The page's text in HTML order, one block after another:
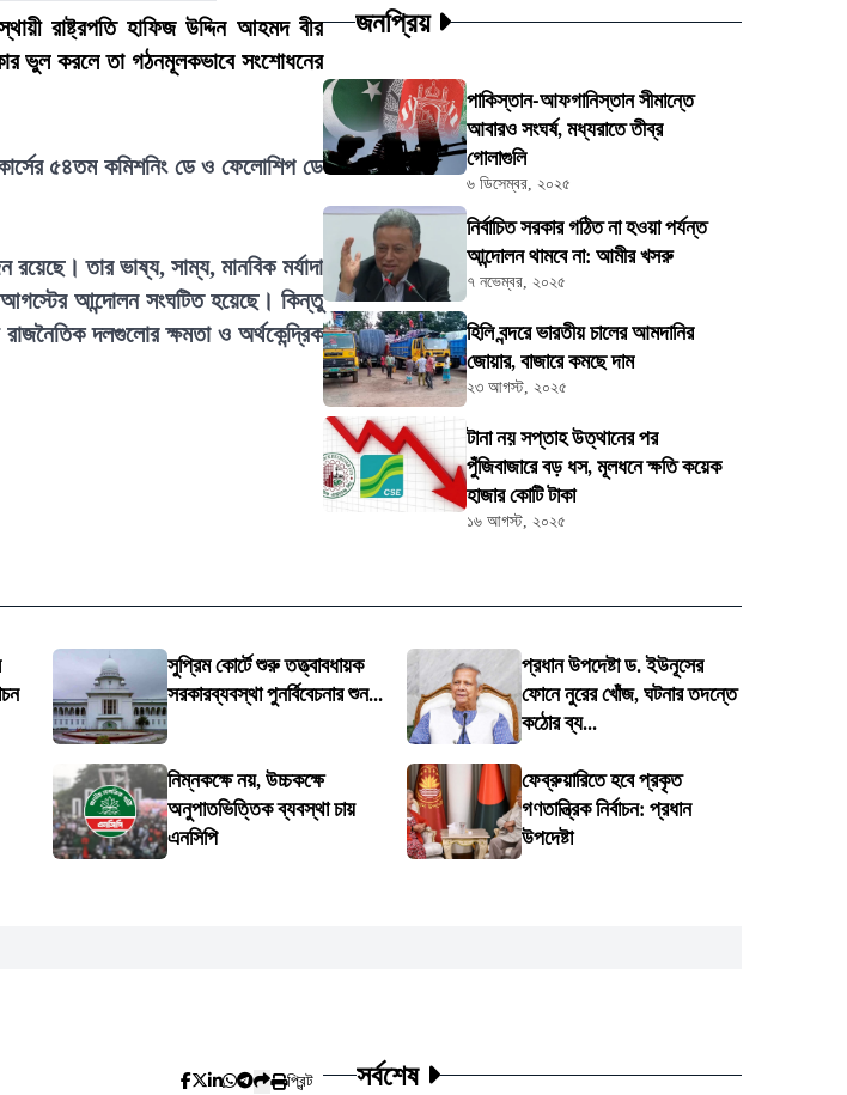
রাষ্ট্রপতি হাফিজ উদ্দিন আহমদ বীর
ভুল করলে তা গঠনমূলকভাবে সংশোধনের
৫৪তম কমিশনিং ডে ও ফেলোশিপ ডে
তার ভাষ্য, সাম্য, মানবিক মর্যাদা
আগস্টের আন্দোলন সংঘটিত হয়েছে। কিন্তু
দলগুলোর ক্ষমতা ও অর্থকেন্দ্রিক
জনপ্রিয়
পাকিস্তান-আফগানিস্তান সীমান্তে
আবারও সংঘর্ষ, মধ্যরাতে তীব্র
গোলাগুলি
৬ ডিসেম্বর, ২০২৫
নির্বাচিত সরকার গঠিত না হওয়া পর্যন্ত
আন্দোলন থামবে না: আমীর খসরু
৭ নভেম্বর, ২০২৫
হিলি বন্দরে ভারতীয় চালের আমদানির
জোয়ার, বাজারে কমছে দাম
২৩ আগস্ট, ২০২৫
টানা নয় সপ্তাহ উত্থানের পর
পুঁজিবাজারে বড় ধস, মূলধনে ক্ষতি কয়েক
হাজার কোটি টাকা
১৬ আগস্ট, ২০২৫
সুপ্রিম কোর্টে শুরু তত্ত্বাবধায়ক
সরকারব্যবস্থা পুনর্বিবেচনার শুন...
প্রধান উপদেষ্টা ড. ইউনূসের
ফোনে নুরের খোঁজ, ঘটনার তদন্তে
কঠোর ব্য...
নিম্নকক্ষে নয়, উচ্চকক্ষে
অনুপাতভিত্তিক ব্যবস্থা চায়
এনসিপি
ফেব্রুয়ারিতে হবে প্রকৃত
গণতান্ত্রিক নির্বাচন: প্রধান
উপদেষ্টা
প্রিন্ট সর্বশেষ